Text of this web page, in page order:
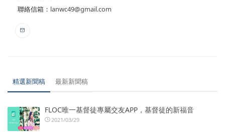
聯絡信箱： lanwc49@gmail.com
精選新聞稿 最新新聞稿
FLOC唯一基督徒專屬交友APP，基督徒的新福音
2021/03/29